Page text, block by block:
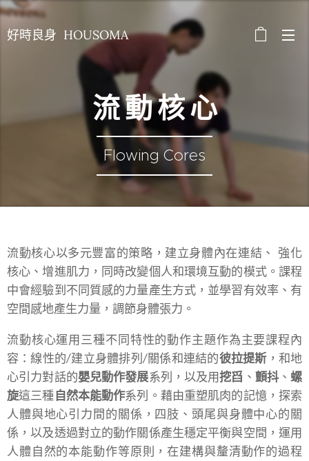
好時良身 HOUSOMA
流 動 核 心
Flowing Cores
流動核心以多元豐富的策略，建立身體內在連結、 強化
核心、增進肌力，同時改變個人和環境互動的模式。課程
中會經驗到不同質感的力量產生方式，並學習有效率、有
空間感地產生力量，調節身體張力。
流動核心運用三種不同特性的動作主題作為主要課程內
容：線性的/建立身體排列/關係和連結的彼拉提斯，和地
心引力對話的嬰兒動作發展系列，以及用挖舀 、 顫抖、 螺
旋這三種自然本能動作系列。藉由重塑肌肉的記憶，探索
人體與地心引力間的關係，四肢、頭尾與身體中心的關
係，以及透過對立的動作關係產生穩定平衡與空間，運用
人體自然的本能動作等原則，在建構與釐清動作的過程